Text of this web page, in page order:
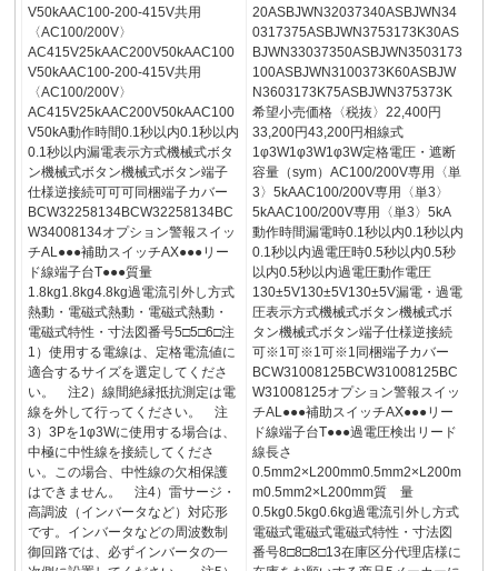
V50kAAC100-200-415V共用
〈AC100/200V〉
AC415V25kAAC200V50kAAC100
V50kAAC100-200-415V共用
〈AC100/200V〉
AC415V25kAAC200V50kAAC100
V50kA動作時間0.1秒以内0.1秒以内
0.1秒以内漏電表示方式機械式ボタ
ン機械式ボタン機械式ボタン端子
仕様逆接続可可可同梱端子カバー
BCW32258134BCW32258134BC
W34008134オプション警報スイッ
チAL●●●補助スイッチAX●●●リー
ド線端子台T●●●質量
1.8kg1.8kg4.8kg過電流引外し方式
熱動・電磁式熱動・電磁式熱動・
電磁式特性・寸法図番号5□5□6□注
1）使用する電線は、定格電流値に
適合するサイズを選定してくださ
い。 注2）線間絶縁抵抗測定は電
線を外して行ってください。 注
3）3Pを1φ3Wに使用する場合は、
中極に中性線を接続してくださ
い。この場合、中性線の欠相保護
はできません。 注4）雷サージ・
高調波（インバータなど）対応形
です。インバータなどの周波数制
御回路では、必ずインバータの一
20ASBJWN32037340ASBJWN34
0317375ASBJWN3753173K30AS
BJWN33037350ASBJWN3503173
100ASBJWN3100373K60ASBJW
N3603173K75ASBJWN375373K
希望小売価格〈税抜〉22,400円
33,200円43,200円相線式
1φ3W1φ3W1φ3W定格電圧・遮断
容量（sym）AC100/200V専用〈単
3〉5kAAC100/200V専用〈単3〉
5kAAC100/200V専用〈単3〉5kA
動作時間漏電時0.1秒以内0.1秒以内
0.1秒以内過電圧時0.5秒以内0.5秒
以内0.5秒以内過電圧動作電圧
130±5V130±5V130±5V漏電・過電
圧表示方式機械式ボタン機械式ボ
タン機械式ボタン端子仕様逆接続
可※1可※1可※1同梱端子カバー
BCW31008125BCW31008125BC
W31008125オプション警報スイッ
チAL●●●補助スイッチAX●●●リー
ド線端子台T●●●過電圧検出リード
線長さ
0.5mm2×L200mm0.5mm2×L200m
m0.5mm2×L200mm質 量
0.5kg0.5kg0.6kg過電流引外し方式
電磁式電磁式電磁式特性・寸法図
番号8□8□8□13在庫区分代理店様に